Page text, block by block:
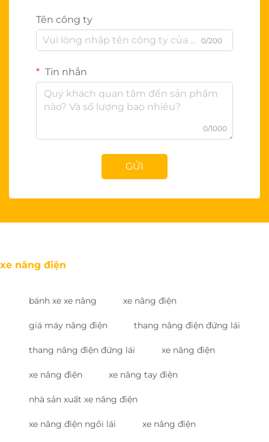
Tên công ty
0/200
Tin nhắn
0/1000
GỬI
xe nâng điện
bánh xe xe nâng xe nâng điện
giá máy nâng điện thang nâng điện đứng lái
thang nâng điện đứng lái xe nâng điện
xe nâng điện xe nâng tay điện
nhà sản xuất xe nâng điện
xe nâng điện ngồi lái xe nâng điện